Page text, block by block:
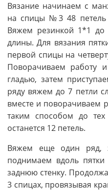
Вязание начинаем с
на спицы №3 48
Вяжем резинкой 1*1 до
длины. Для вязания
первой спицы на
Поворачиваем работу
гладью, затем
ряду вяжем до 7 петли
вместе и поворачиваем
таким способом до
останется 12 петель.
Вяжем еще один ряд,
поднимаем вдоль
заднюю стенку.
3 спицах, провязывая